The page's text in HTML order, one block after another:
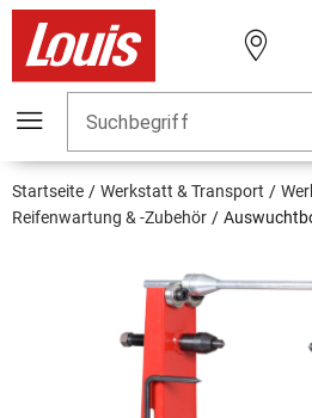
Suchbegriff
Startseite Werkstatt & Transport
Reifenwartung & -Zubehör